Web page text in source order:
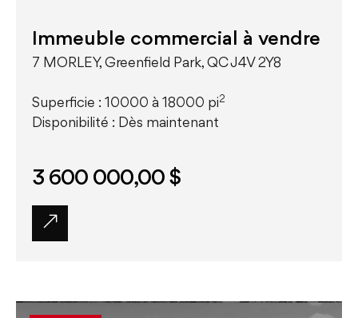
Immeuble commercial à vendre
7 MORLEY, Greenfield Park, QC J4V 2Y8
Superficie : 10000 à 18000 pi2
Disponibilité : Dès maintenant
3 600 000,00 $